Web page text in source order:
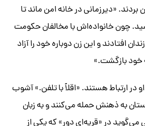
بردند. «دیرزمانی در خانه امن ماند تا
چون خانواده‌اش با مخالفان حکومت
افتادند و این زن دوباره خود را آزاد
خود بازگشت.»
در ارتباط هستند. «اقلاً با تلفن.» آشوب
به ذهنش حمله می‌کنند و به زبان
می‌گوید در «قریه‌ای دور» که یکی از